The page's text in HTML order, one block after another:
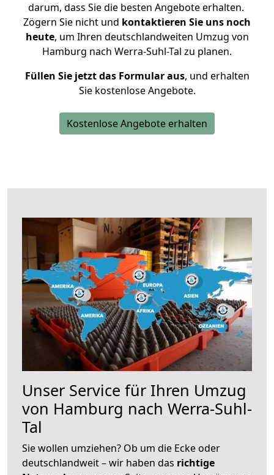
darum, dass Sie die besten Angebote erhalten.
Zögern Sie nicht und kontaktieren Sie uns noch
heute, um Ihren deutschlandweiten Umzug von
Hamburg nach Werra-Suhl-Tal zu planen.
Füllen Sie jetzt das Formular aus, und erhalten
Sie kostenlose Angebote.
Kostenlose Angebote erhalten
Unser Service für Ihren Umzug
von Hamburg nach Werra-Suhl-
Tal
Sie wollen umziehen? Ob um die Ecke oder
deutschlandweit – wir haben das richtige